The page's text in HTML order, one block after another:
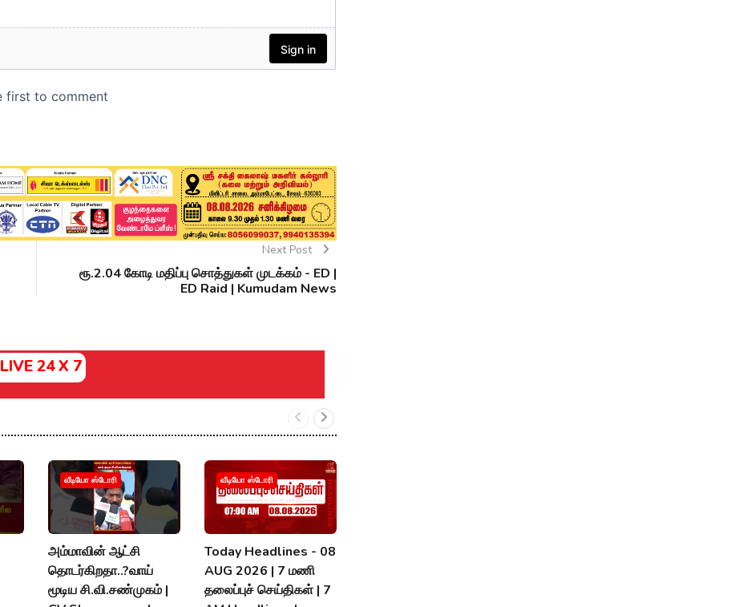
Next Post
ரூ.2.04 கோடி மதிப்பு சொத்துகள் முடக்கம் - ED |
ED Raid | Kumudam News
LIVE 24 X 7
வீடியோ ஸ்டோரி
அம்மாவின் ஆட்சி
தொடர்கிறதா..?வாய்
மூடிய சி.வி.சண்முகம் |
வீடியோ ஸ்டோரி
Today Headlines - 08
AUG 2026 | 7 மணி
தலைப்புச் செய்திகள் | 7